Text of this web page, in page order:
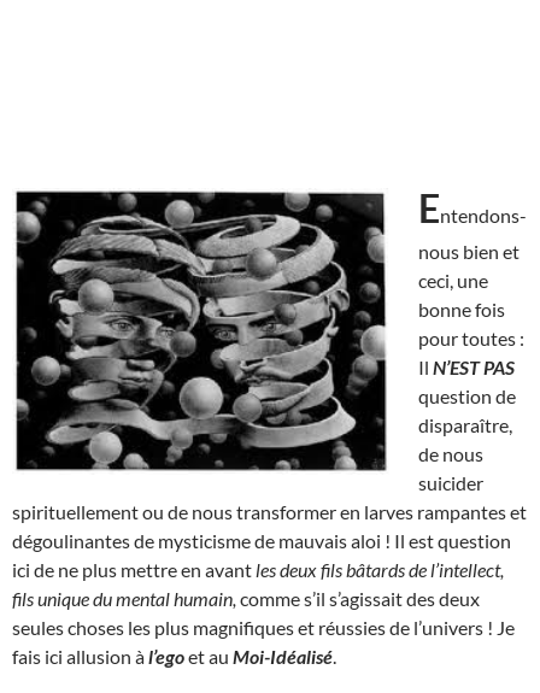
Entendons-
nous bien et
ceci, une
bonne fois
pour toutes :
Il N’EST PAS
question de
disparaître,
de nous
suicider
spirituellement ou de nous transformer en larves rampantes et
dégoulinantes de mysticisme de mauvais aloi ! Il est question
ici de ne plus mettre en avant les deux fils bâtards de l’intellect,
fils unique du mental humain, comme s’il s’agissait des deux
seules choses les plus magnifiques et réussies de l’univers ! Je
fais ici allusion àl’egoet au Moi-Idéalisé